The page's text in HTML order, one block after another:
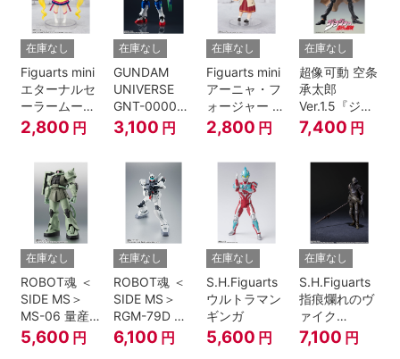
在庫なし
Figuarts mini
エターナルセ
ーラームーン-
Cosmos
edition-『美
ラームーン
Cosmos』
2,800 円
在庫なし
GUNDAM
UNIVERSE
GNT-0000
00 QAN[T]
3,100 円
在庫なし
Figuarts mini
アーニャ・フ
ォージャー -
おでけけこー
で-
2,800 円
在庫なし
超像可動 空条
承太郎
Ver.1.5『ジョ
ジョの奇妙な
冒険 第3部』
7,400 円
在庫なし
ROBOT魂 ＜
SIDE MS＞
MS-06 量産
型ザク ver.
A.N.I.M.E.
5,600 円
在庫なし
ROBOT魂 ＜
SIDE MS＞
RGM-79D ジ
ム寒冷地仕様
ver.
6,100 円
在庫なし
S.H.Figuarts
ウルトラマン
ギンガ
5,600 円
在庫なし
S.H.Figuarts
指痕爛れのヴ
ァイク
『ELDEN
RING』
7,100 円